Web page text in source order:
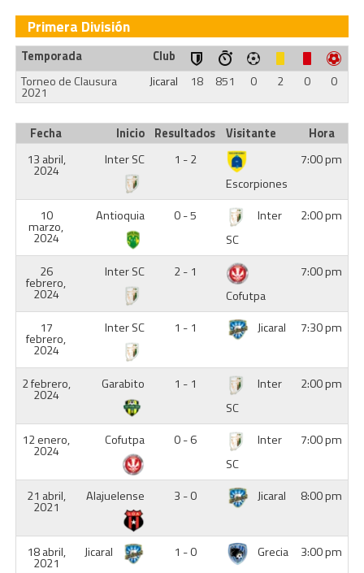
Primera División
Temporada
Club
Torneo de Clausura
2021
Jicaral 18 851 0 2 0 0
Fecha Inicio Resultados Visitante
Hora
13 abril,
2024
Inter SC
1 - 2
Escorpiones
7:00 pm
10
marzo,
2024
Antioquia 0 - 5
Inter
SC
2:00 pm
26
febrero,
2024
Inter SC
2 - 1
Cofutpa
7:00 pm
17
febrero,
2024
Inter SC 1 - 1 Jicaral 7:30 pm
2 febrero,
2024
Garabito 1 - 1
Inter
SC
2:00 pm
12 enero,
2024
Cofutpa 0 - 6
Inter
SC
7:00 pm
21 abril,
2021
Alajuelense 3 - 0 Jicaral 8:00 pm
18 abril,
2021
Jicaral 1 - 0 Grecia 3:00 pm